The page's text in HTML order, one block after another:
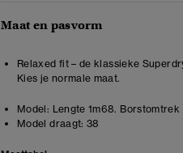
Maat en pasvorm
Relaxed fit – de klassieke
Kies je normale maat.
Model: Lengte 1m68. Borstomtrek
Model draagt: 38